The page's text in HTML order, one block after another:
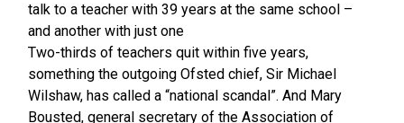
talk to a teacher with 39 years at the same school –
and another with just one
Two-thirds of teachers quit within five years,
something the outgoing Ofsted chief, Sir Michael
Wilshaw, has called a “national scandal”. And Mary
Bousted, general secretary of the Association of